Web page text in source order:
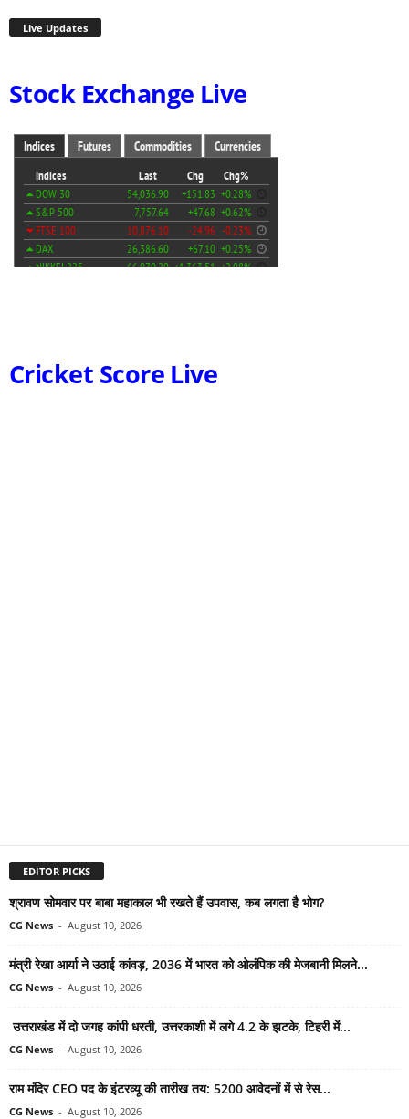
Live Updates
Stock Exchange Live
Cricket Score Live
EDITOR PICKS
श्रावण सोमवार पर बाबा महाकाल भी रखते हैं उपवास, कब लगता है भोग?
CG News - August 10, 2026
मंत्री रेखा आर्या ने उठाई कांवड़, 2036 में भारत को ओलंपिक की मेजबानी मिलने...
CG News - August 10, 2026
उत्तराखंड में दो जगह कांपी धरती, उत्तरकाशी में लगे 4.2 के झटके, टिहरी में...
CG News - August 10, 2026
राम मंदिर CEO पद के इंटरव्यू की तारीख तय: 5200 आवेदनों में से रेस...
CG News - August 10, 2026